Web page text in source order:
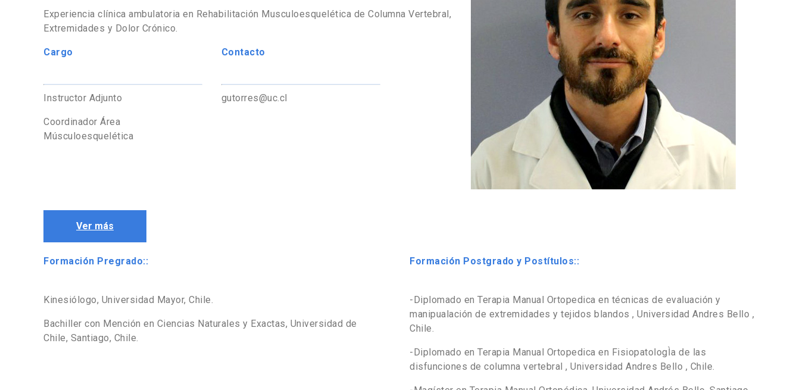
Experiencia clínica ambulatoria en Rehabilitación Musculoesquelética de Columna Vertebral,
Extremidades y Dolor Crónico.
Cargo
Instructor Adjunto
Coordinador Área
Músculoesquelética
Contacto
gutorres@uc.cl
Ver más
Formación Pregrado::
Kinesiólogo, Universidad Mayor, Chile.
Bachiller con Mención en Ciencias Naturales y Exactas, Universidad de
Chile, Santiago, Chile.
Formación Postgrado y Postítulos::
-Diplomado en Terapia Manual Ortopedica en técnicas de evaluación y
manipualación de extremidades y tejidos blandos , Universidad Andres Bello ,
Chile.
-Diplomado en Terapia Manual Ortopedica en FisiopatologÌa de las
disfunciones de columna vertebral , Universidad Andres Bello , Chile.